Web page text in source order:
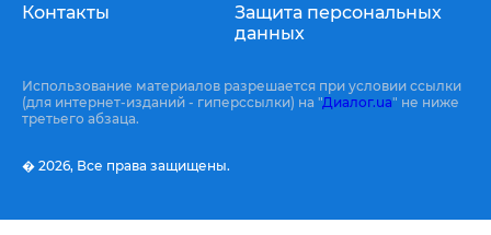
Контакты
Защита персональных
данных
Использование материалов разрешается при условии ссылки
(для интернет-изданий - гиперссылки) на "Диалог.ua" не ниже
третьего абзаца.
� 2026, Все права защищены.